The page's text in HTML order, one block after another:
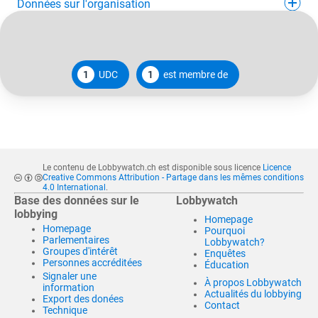
Données sur l'organisation
1 UDC 1 est membre de
Le contenu de Lobbywatch.ch est disponible sous licence Licence
Creative Commons Attribution - Partage dans les mêmes conditions
4.0 International .
Base des données sur le
lobbying
Homepage
Parlementaires
Groupes d'intérêt
Personnes accréditées
Signaler une
information
Export des donées
Technique
Lobbywatch
Homepage
Pourquoi
Lobbywatch?
Enquêtes
Éducation
À propos Lobbywatch
Actualités du lobbying
Contact